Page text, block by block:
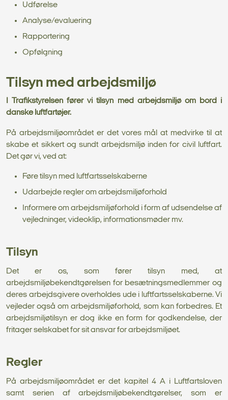
Udførelse
Analyse/evaluering
Rapportering
Opfølgning
Tilsyn med arbejdsmiljø
I Trafikstyrelsen fører vi tilsyn med arbejdsmiljø om bord i
danske luftfartøjer.
På arbejdsmiljøområdet er det vores mål at medvirke til at
skabe et sikkert og sundt arbejdsmiljø inden for civil luftfart.
Det gør vi, ved at:
Føre tilsyn med luftfartsselskaberne
Udarbejde regler om arbejdsmiljøforhold
Informere om arbejdsmiljøforhold i form af udsendelse af
vejledninger, videoklip, informationsmøder mv.
Tilsyn
Det er os, som fører tilsyn med, at
arbejdsmiljøbekendtgørelsen for besætningsmedlemmer og
deres arbejdsgivere overholdes ude i luftfartsselskaberne. Vi
vejleder også om arbejdsmiljøforhold, som kan forbedres. Et
arbejdsmiljøtilsyn er dog ikke en form for godkendelse, der
fritager selskabet for sit ansvar for arbejdsmiljøet.
Regler
På arbejdsmiljøområdet er det kapitel 4 A i Luftfartsloven
samt serien af arbejdsmiljøbekendtgørelser, som er